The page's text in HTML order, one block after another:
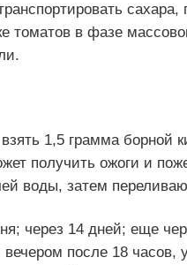
томатов в фазе
1,5 грамма борной
получить ожоги и
воды, затем
через 14 дней; еще
после 18 часов,